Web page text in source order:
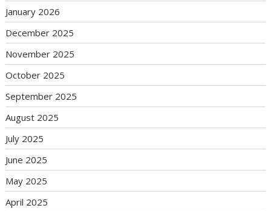
January 2026
December 2025
November 2025
October 2025
September 2025
August 2025
July 2025
June 2025
May 2025
April 2025